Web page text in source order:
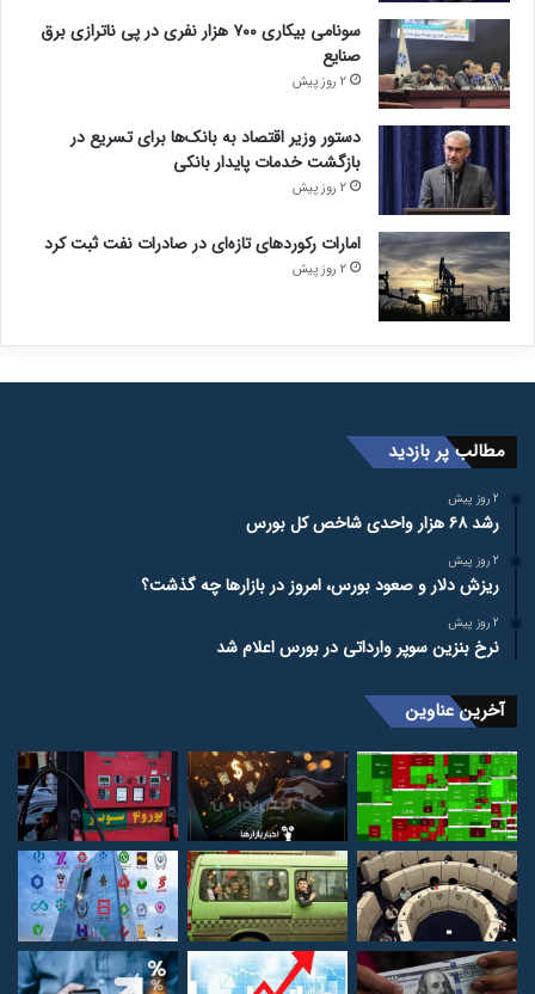
سونامی بیکاری ۷۰۰ هزار نفری در پی ناترازی برق
صنایع
2 روز پیش
دستور وزیر اقتصاد به بانک‌ها برای تسریع در
بازگشت خدمات پایدار بانکی
2 روز پیش
امارات رکورد‌های تازه‌ای در صادرات نفت ثبت کرد
2 روز پیش
مطالب پر بازدید
2 روز پیش
رشد ۶۸ هزار واحدی شاخص کل بورس
2 روز پیش
ریزش دلار و صعود بورس، امروز در بازارها چه گذشت؟
2 روز پیش
نرخ بنزین سوپر وارداتی در بورس اعلام شد
آخرین عناوین